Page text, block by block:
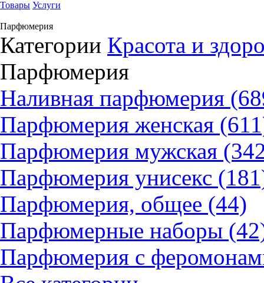
Товары Услуги
Парфюмерия
Категории Красота и
Парфюмерия
Наливная парфюмерия
Парфюмерия женская
Парфюмерия мужская
Парфюмерия унисекс
Парфюмерия, общее (44)
Парфюмерные наборы
Парфюмерия с